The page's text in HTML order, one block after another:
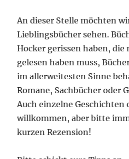
An dieser Stelle möchten
Lieblingsbücher sehen.
Hocker gerissen haben, die
gelesen haben muss,
im allerweitesten Sinne
Romane, Sachbücher oder
Auch einzelne Geschichten
willkommen, aber bitte
kurzen Rezension!